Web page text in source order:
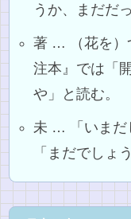
うか、まだだ
著 … （花を）
注本』では「
や」と読む。
未 … 「いまだ
「まだでしょ